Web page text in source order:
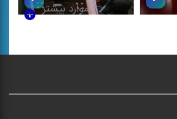
موارد بیشتر